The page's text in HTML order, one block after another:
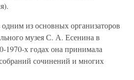
из основных организаторов
музея С. А. Есенина в
1970-х годах она принимала
сочинений и многих